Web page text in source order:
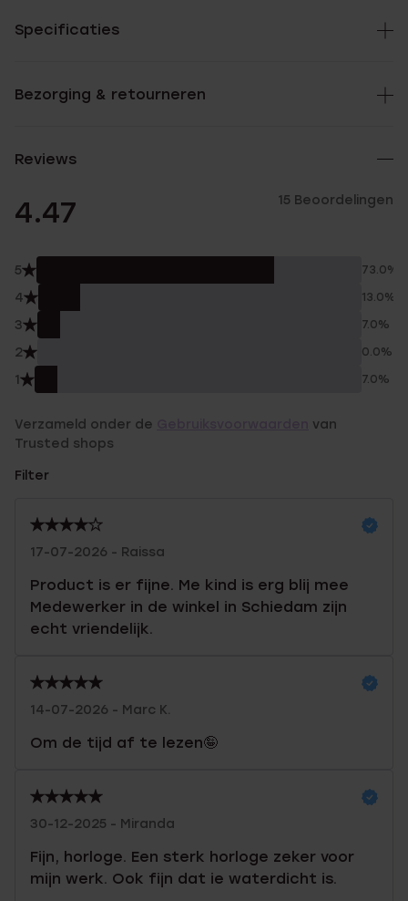
Specificaties
Bezorging & retourneren
Reviews
4.47 15 Beoordelingen
5 73.0%
4 13.0%
3 7.0%
2 0.0%
1 7.0%
Verzameld onder de
van
Trusted shops
Filter
17-07-2026 - Raissa
Product is er fijne. Me kind is erg blij mee
Medewerker in de winkel in Schiedam zijn
echt vriendelijk.
14-07-2026 - Marc K.
Om de tijd af te lezen🤪
30-12-2025 - Miranda
Fijn, horloge. Een sterk horloge zeker voor
mijn werk. Ook fijn dat ie waterdicht is.